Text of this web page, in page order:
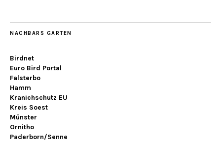
NACHBARS GARTEN
Birdnet
Euro Bird Portal
Falsterbo
Hamm
Kranichschutz EU
Kreis Soest
Münster
Ornitho
Paderborn/Senne